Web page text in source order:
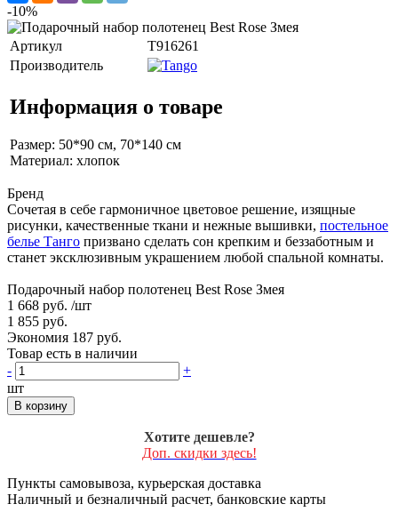
-10%
Артикул
T916261
Производитель
Информация о товаре
Размер: 50*90 см, 70*140 см
Материал: хлопок
Бренд
Сочетая в себе гармоничное цветовое решение, изящные
рисунки, качественные ткани и нежные вышивки, постельное
белье Танго призвано сделать сон крепким и беззаботным и
станет эксклюзивным украшением любой спальной комнаты.
Подарочный набор полотенец Best Rose Змея
1 668 руб. /шт
1 855 руб.
Экономия 187 руб.
Товар есть в наличии
-
+
шт
В корзину
Хотите дешевле?
Доп. скидки здесь!
Пункты самовывоза, курьерская доставка
Наличный и безналичный расчет, банковские карты